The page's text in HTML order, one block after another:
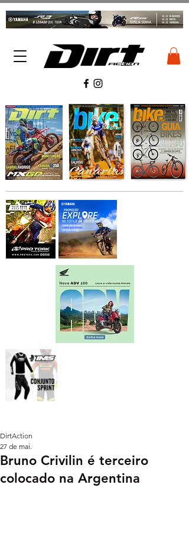
Bruno Crivilin é terceiro
colocado na Argentina
DirtAction
27 de mai.